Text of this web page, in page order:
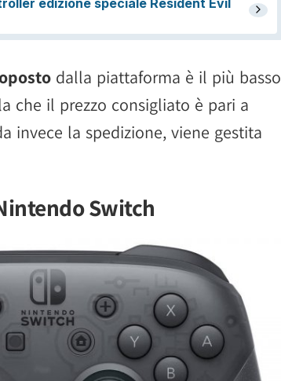
dalla piattaforma è il più basso
che il prezzo consigliato è pari a
invece la spedizione, viene gestita
Switch